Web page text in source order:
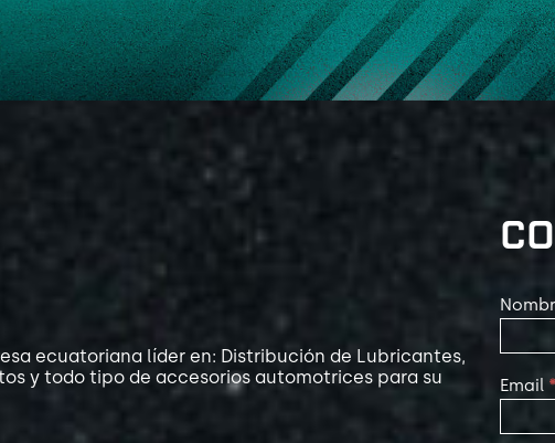
ecuatoriana líder en: Distribución de Lubricantes,
y todo tipo de accesorios automotrices para su
Us
Email *